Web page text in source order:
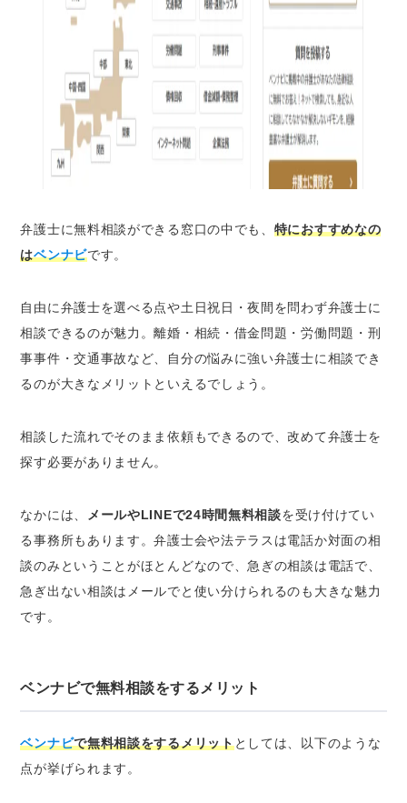
弁護士に無料相談ができる窓口の中でも、 特におすすめなの
はベンナビです。
自由に弁護士を選べる点や土日祝日・夜間を問わず弁護士に
相談できるのが魅力。離婚・相続・借金問題・労働問題・刑
事事件・交通事故など、自分の悩みに強い弁護士に相談でき
るのが大きなメリットといえるでしょう。
相談した流れでそのまま依頼もできるので、改めて弁護士を
探す必要がありません。
なかには、 メールやLINEで24時間無料相談を受け付けてい
る事務所もあります。弁護士会や法テラスは電話か対面の相
談のみということがほとんどなので、急ぎの相談は電話で、
急ぎ出ない相談はメールでと使い分けられるのも大きな魅力
です。
ベンナビで無料相談をするメリット
ベンナビで無料相談をするメリットとしては、以下のような
点が挙げられます。